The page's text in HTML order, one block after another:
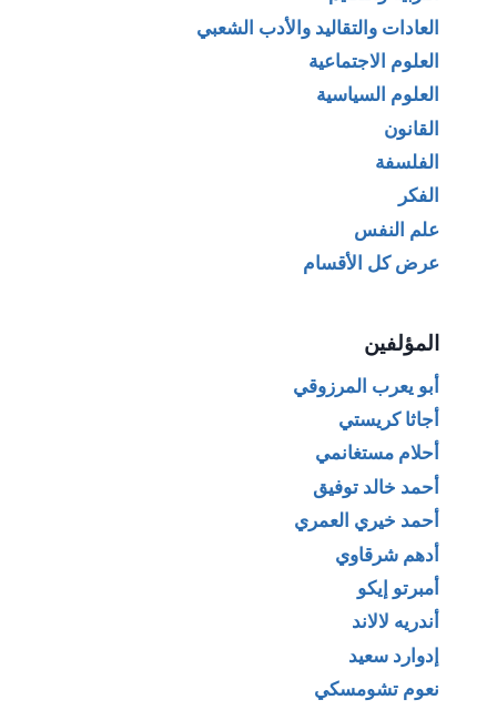
العادات والتقاليد والأدب الشعبي
العلوم الاجتماعية
العلوم السياسية
القانون
الفلسفة
الفكر
علم النفس
عرض كل الأقسام
المؤلفين
أبو يعرب المرزوقي
أجاثا كريستي
أحلام مستغانمي
أحمد خالد توفيق
أحمد خيري العمري
أدهم شرقاوي
أمبرتو إيكو
أندريه لالاند
إدوارد سعيد
نعوم تشومسكي